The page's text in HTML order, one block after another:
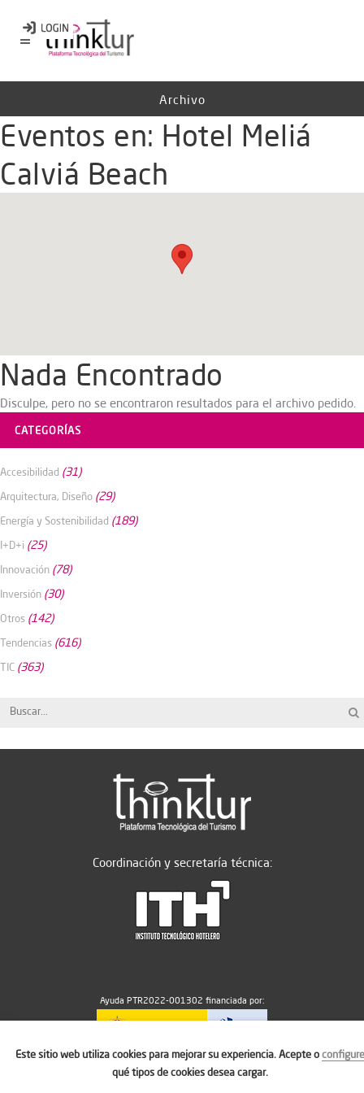
Archivo
Eventos en: Hotel Meliá
Calviá Beach
Nada Encontrado
Disculpe, pero no se encontraron resultados para el archivo pedido.
CATEGORÍAS
Accesibilidad (31)
Arquitectura, Diseño (29)
Energía y Sostenibilidad (189)
I+D+i (25)
Innovación (78)
Inversión (30)
Otros (142)
Tendencias (616)
TIC (363)
Coordinación y secretaría técnica:
Ayuda PTR2022-001302 financiada por:
MICIU/AEI/10.13039/501100011033
Este sitio web utiliza cookies para mejorar su experiencia. Acepte oconfigure
qué tipos de cookies desea cargar.